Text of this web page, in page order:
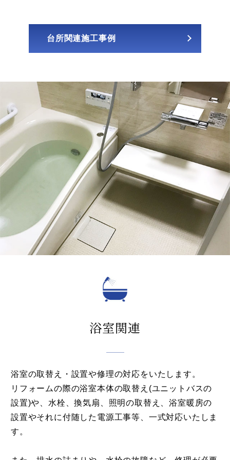
台所関連施工事例
浴室関連
浴室の取替え・設置や修理の対応をいたします。
リフォームの際の浴室本体の取替え(ユニットバスの
設置)や、水栓、換気扇、照明の取替え、浴室暖房の
設置やそれに付随した電源工事等、一式対応いたしま
す。